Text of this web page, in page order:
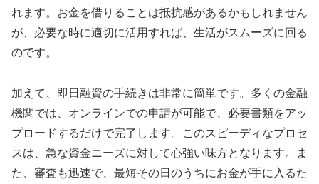
れます。お金を借りることは抵抗感があるかもしれません
が、必要な時に適切に活用すれば、生活がスムーズに回る
のです。
加えて、即日融資の手続きは非常に簡単です。多くの金融
機関では、オンラインでの申請が可能で、必要書類をアッ
プロードするだけで完了します。このスピーディなプロセ
スは、急な資金ニーズに対して心強い味方となります。ま
た、審査も迅速で、最短その日のうちにお金が手に入るた